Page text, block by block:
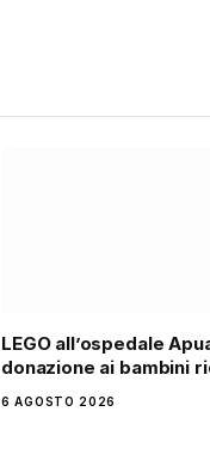
LEGO all’ospedale
donazione ai bambini
6 AGOSTO 2026